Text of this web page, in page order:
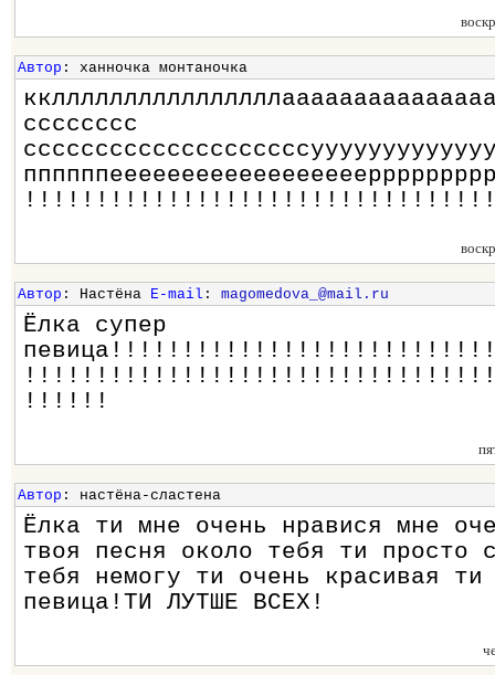
Автор : ханночка монтаночка
сссссссс
Автор : Настёна E-mail : magomedova_@mail.ru
Ёлка супер
!!!!!!
Автор : настёна-сластена
Ёлка ти мне очень нравися мне
твоя песня около тебя ти просто
тебя немогу ти очень красивая ти
певица!ТИ ЛУТШЕ ВСЕХ!